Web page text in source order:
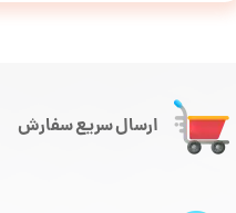
ارسال سریع سفارش